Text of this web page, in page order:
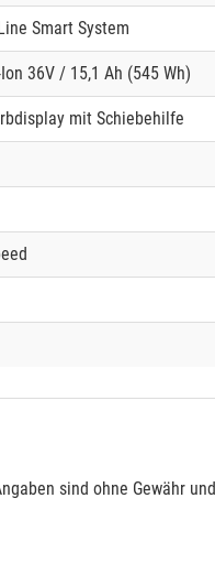
Smart System
36V / 15,1 Ah (545 Wh)
mit Schiebehilfe
sind ohne Gewähr